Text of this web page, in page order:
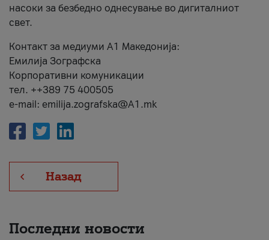
насоки за безбедно однесување во дигиталниот
свет.
Контакт за медиуми А1 Македонија:
Емилија Зографска
Корпоративни комуникации
тел. ++389 75 400505
e-mail: emilija.zografska@A1.mk
Назад
Последни новости